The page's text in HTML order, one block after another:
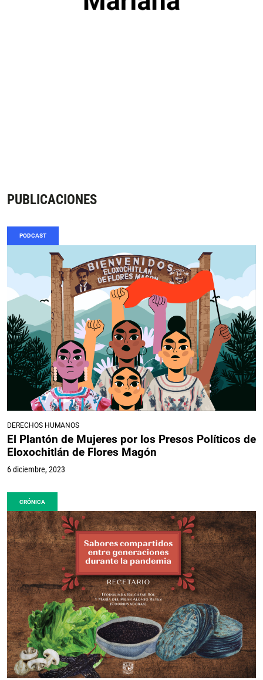
PUBLICACIONES
PODCAST
DERECHOS HUMANOS
El Plantón de Mujeres por los Presos Políticos de
Eloxochitlán de Flores Magón
6 diciembre, 2023
CRÓNICA